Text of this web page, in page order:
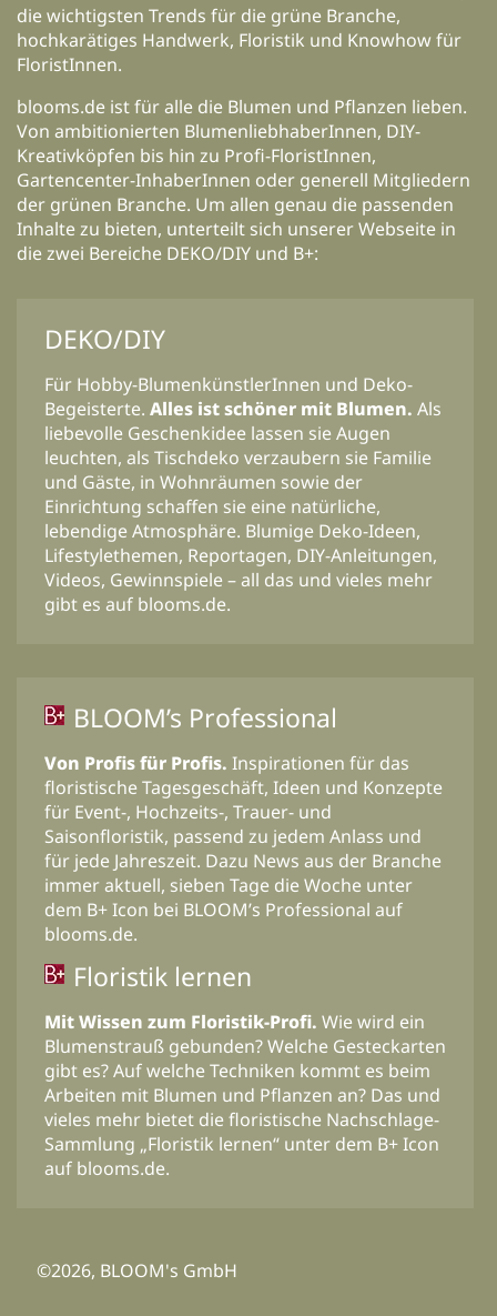
die wichtigsten Trends für die grüne Branche,
hochkarätiges Handwerk, Floristik und Knowhow für
FloristInnen.
blooms.de ist für alle die Blumen und Pflanzen lieben.
Von ambitionierten BlumenliebhaberInnen, DIY-
Kreativköpfen bis hin zu Profi-FloristInnen,
Gartencenter-InhaberInnen oder generell Mitgliedern
der grünen Branche. Um allen genau die passenden
Inhalte zu bieten, unterteilt sich unserer Webseite in
die zwei Bereiche DEKO/DIY und B+:
DEKO/DIY
Für Hobby-BlumenkünstlerInnen und Deko-
Begeisterte. Alles ist schöner mit Blumen. Als
liebevolle Geschenkidee lassen sie Augen
leuchten, als Tischdeko verzaubern sie Familie
und Gäste, in Wohnräumen sowie der
Einrichtung schaffen sie eine natürliche,
lebendige Atmosphäre. Blumige Deko-Ideen,
Lifestylethemen, Reportagen, DIY-Anleitungen,
Videos, Gewinnspiele – all das und vieles mehr
gibt es auf blooms.de.
BLOOM’s Professional
Von Profis für Profis. Inspirationen für das
floristische Tagesgeschäft, Ideen und Konzepte
für Event-, Hochzeits-, Trauer- und
Saisonfloristik, passend zu jedem Anlass und
für jede Jahreszeit. Dazu News aus der Branche
immer aktuell, sieben Tage die Woche unter
dem B+ Icon bei BLOOM’s Professional auf
blooms.de.
Floristik lernen
Mit Wissen zum Floristik-Profi. Wie wird ein
Blumenstrauß gebunden? Welche Gesteckarten
gibt es? Auf welche Techniken kommt es beim
Arbeiten mit Blumen und Pflanzen an? Das und
vieles mehr bietet die floristische Nachschlage-
Sammlung „Floristik lernen“ unter dem B+ Icon
auf blooms.de.
©2026, BLOOM's GmbH